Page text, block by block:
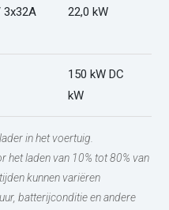
3x32A 22,0 kW
150 kW DC
kW
in het voertuig.
het laden van 10% tot 80% van
kunnen variëren
batterijconditie en andere